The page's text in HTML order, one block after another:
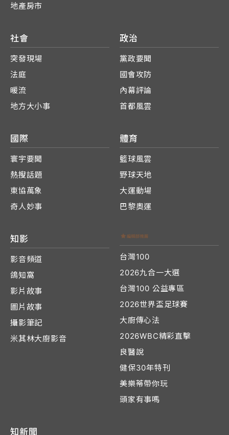
地產房市
社會
突發現場
法庭
暖流
地方大小事
政治
黨政要聞
國會攻防
內幕評論
首都風雲
國際
寰宇要聞
熱搜話題
東協萬象
奇人妙事
體育
籃球風雲
野球天地
大運動場
巴黎奧運
知影
影音頻道
鴿知窩
影片故事
圖片故事
攝影筆記
米其林大廚影音
台灣100
2026九合一大選
台灣100 公益專區
2026世界盃足球賽
大廚傳心法
2026WBC精彩直擊
良醫說
健保30年特刊
美樂蒂帶你玩
頭家有事嗎
知新聞